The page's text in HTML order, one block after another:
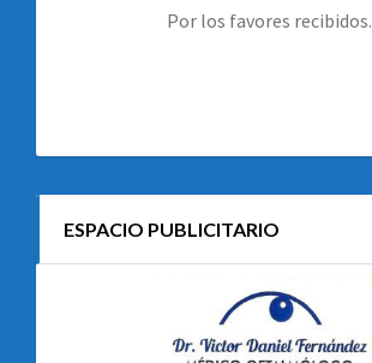
Por los favores recibidos.
ESPACIO PUBLICITARIO